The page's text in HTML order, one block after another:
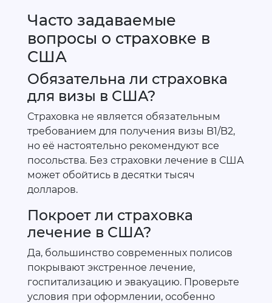
Часто задаваемые
вопросы о страховке в
США
Обязательна ли страховка
для визы в США?
Страховка не является обязательным
требованием для получения визы B1/B2,
но её настоятельно рекомендуют все
посольства. Без страховки лечение в США
может обойтись в десятки тысяч
долларов.
Покроет ли страховка
лечение в США?
Да, большинство современных полисов
покрывают экстренное лечение,
госпитализацию и эвакуацию. Проверьте
условия при оформлении, особенно